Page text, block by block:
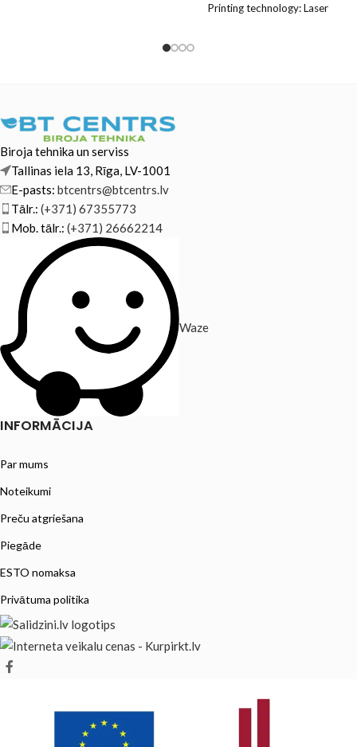
Printing technology: Laser
Biroja tehnika un serviss
Tallinas iela 13, Rīga, LV-1001
E-pasts: btcentrs@btcentrs.lv
Tālr.: (+371) 67355773
Mob. tālr.: (+371) 26662214
Waze
INFORMĀCIJA
Par mums
Noteikumi
Preču atgriešana
Piegāde
ESTO nomaksa
Privātuma politika